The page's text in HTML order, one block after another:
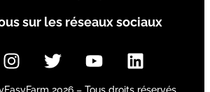
sur les réseaux sociaux